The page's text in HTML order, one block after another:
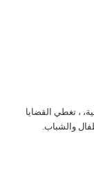
، تغطي القضايا
والشباب.